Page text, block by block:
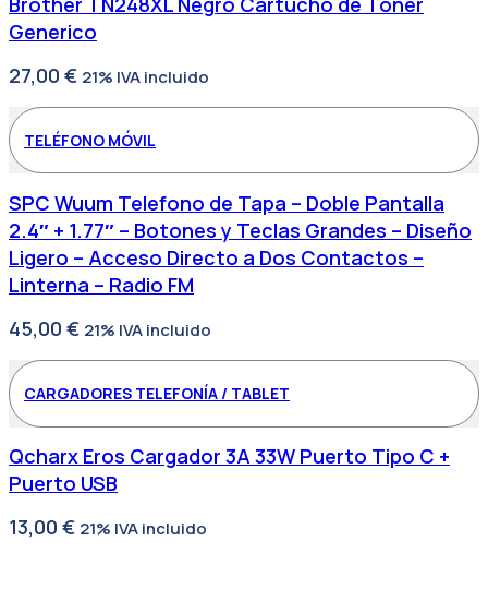
Generico
27,00 € 21% IVA incluido
TELÉFONO MÓVIL
SPC Wuum Telefono de Tapa – Doble Pantalla
2.4″ + 1.77″ – Botones y Teclas Grandes – Diseño
Ligero – Acceso Directo a Dos Contactos –
Linterna – Radio FM
45,00 € 21% IVA incluido
CARGADORES TELEFONÍA / TABLET
Qcharx Eros Cargador 3A 33W Puerto Tipo C +
Puerto USB
13,00 € 21% IVA incluido